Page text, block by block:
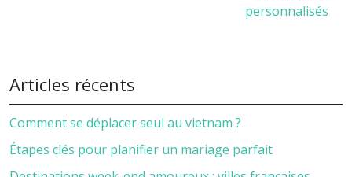
personnalisés
Articles récents
Comment se déplacer seul au vietnam ?
Étapes clés pour planifier un mariage parfait